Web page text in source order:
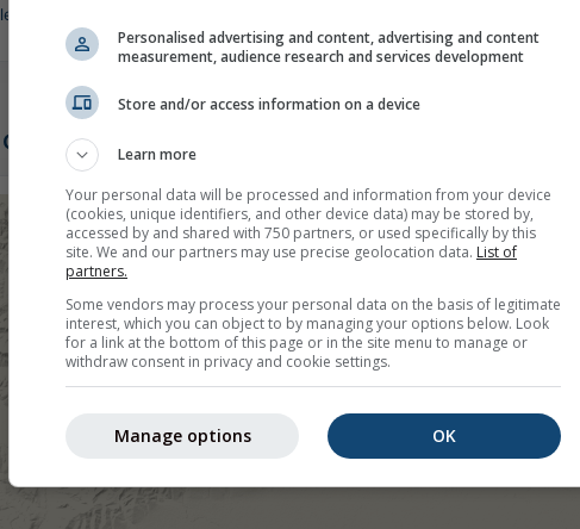
előrejelzés: Románia
©
Personalised advertising and content, advertising and content
measurement, audience research and services development
Store and/or access information on a device
Learn more
Your personal data will be processed and information from your device
(cookies, unique identifiers, and other device data) may be stored by,
accessed by and shared with 750 partners, or used specifically by this
site. We and our partners may use precise geolocation data. List of
partners.
Some vendors may process your personal data on the basis of legitimate
interest, which you can object to by managing your options below. Look
for a link at the bottom of this page or in the site menu to manage or
withdraw consent in privacy and cookie settings.
OK
Manage options